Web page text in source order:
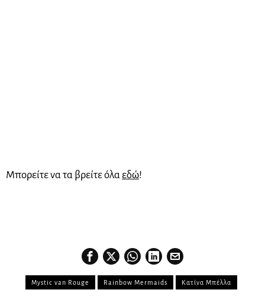
Μπορείτε να τα βρείτε όλαεδώ!
Mystic van Rouge Rainbow Mermaids Κατίνα Μπέλλα